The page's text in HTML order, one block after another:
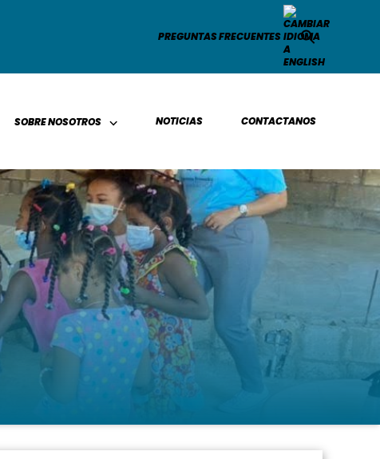
PREGUNTAS FRECUENTES
SOBRE NOSOTROS NOTICIAS CONTACTANOS